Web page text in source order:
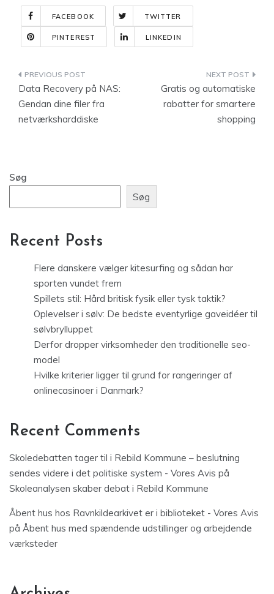
FACEBOOK TWITTER
PINTEREST LINKEDIN
Indlægsnavigation
Data Recovery på NAS:
Gendan dine filer fra
netværksharddiske
Gratis og automatiske
rabatter for smartere
shopping
Søg
Søg
Recent Posts
Flere danskere vælger kitesurfing og sådan har
sporten vundet frem
Spillets stil: Hård britisk fysik eller tysk taktik?
Oplevelser i sølv: De bedste eventyrlige gaveidéer til
sølvbrylluppet
Derfor dropper virksomheder den traditionelle seo-
model
Hvilke kriterier ligger til grund for rangeringer af
onlinecasinoer i Danmark?
Recent Comments
Skoledebatten tager til i Rebild Kommune – beslutning
sendes videre i det politiske system - Vores Avis på
Skoleanalysen skaber debat i Rebild Kommune
Åbent hus hos Ravnkildearkivet er i biblioteket - Vores Avis
på Åbent hus med spændende udstillinger og arbejdende
værksteder